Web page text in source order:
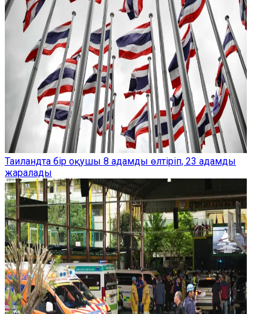
Таиландта бір оқушы 8 адамды өлтіріп, 23 адамды
жаралады